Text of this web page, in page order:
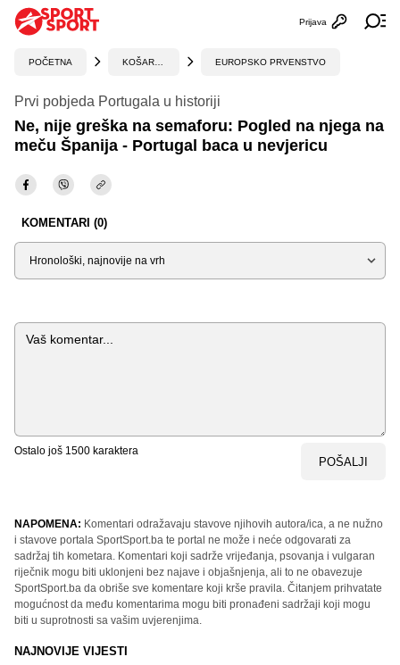
Otvori
Prijava
POČETNA EUROPSKO PRVENSTVO
Prvi pobjeda Portugala u historiji
Ne, nije greška na semaforu: Pogled na njega na
meču Španija - Portugal baca u nevjericu
KOMENTARI (0)
Sortiraj
Komentar
Ostalo još 1500 karaktera
POŠALJI
NAPOMENA: Komentari odražavaju stavove njihovih autora/ica, a ne nužno
i stavove portala SportSport.ba te portal ne može i neće odgovarati za
sadržaj tih kometara. Komentari koji sadrže vrijeđanja, psovanja i vulgaran
riječnik mogu biti uklonjeni bez najave i objašnjenja, ali to ne obavezuje
SportSport.ba da obriše sve komentare koji krše pravila. Čitanjem prihvatate
mogućnost da među komentarima mogu biti pronađeni sadržaji koji mogu
biti u suprotnosti sa vašim uvjerenjima.
NAJNOVIJE VIJESTI